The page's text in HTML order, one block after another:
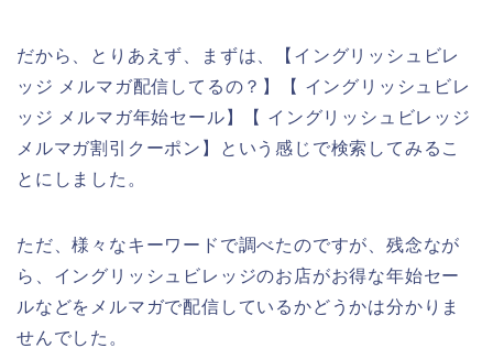
だから、とりあえず、まずは、【イングリッシュビレ
ッジ メルマガ配信してるの？】【 イングリッシュビレ
ッジ メルマガ年始セール】【 イングリッシュビレッジ
メルマガ割引クーポン】という感じで検索してみるこ
とにしました。
ただ、様々なキーワードで調べたのですが、残念なが
ら、イングリッシュビレッジのお店がお得な年始セー
ルなどをメルマガで配信しているかどうかは分かりま
せんでした。